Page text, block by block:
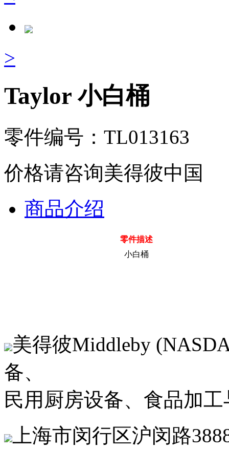
>
Taylor 小白桶
零件编号：TL013163
价格请咨询美得彼中国
商品介绍
零件描述
小白桶
美得彼Middleby
备、
民用厨房设备、食品加
上海市闵行区沪闵路